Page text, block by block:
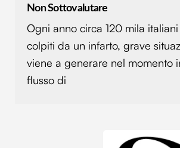
con altre informazioni che hai fornito
raccolto dal tuo utilizzo dei loro servizi.
Non Sottovalutare
Ogni anno circa 120 mila
colpiti da un infarto, grave
viene a generare nel momento
flusso di